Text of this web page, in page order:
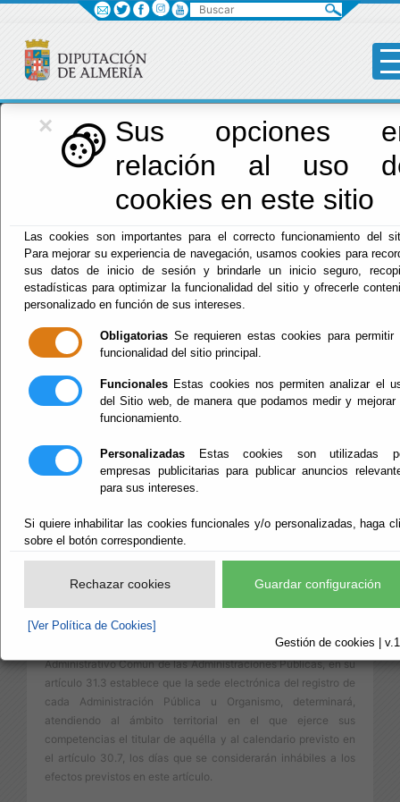
×
Sus opciones
relación al uso
cookies en este sitio
Las cookies son importantes para el correcto funcionamiento del
Para mejorar su experiencia de navegación, usamos cookies para
sus datos de inicio de sesión y brindarle un inicio seguro,
estadísticas para optimizar la funcionalidad del sitio y ofrecerle
personalizado en función de sus intereses.
Obligatorias Se requieren estas cookies para permitir
funcionalidad del sitio principal.
Funcionales Estas cookies nos permiten analizar el
del Sitio web, de manera que podamos medir y mejorar
funcionamiento.
Personalizadas Estas cookies son utilizadas
empresas publicitarias para publicar anuncios
para sus intereses.
Si quiere inhabilitar las cookies funcionales y/o personalizadas, haga
sobre el botón correspondiente.
Rechazar cookies Guardar configuración
[Ver Política de Cookies]
Gestión de cookies |
Red Provincial
de Almería
Menú RPC
Inicio - INFORMACIÓN GENERAL CALENDARIO, FECHA Y
HORA OFICIAL SEDE
INFORMACIÓN
GENERAL
CALENDARIO,
FECHA Y HORA
OFICIAL SEDE
CALENDARIO
La Ley 39/2015, de 1 de octubre, del Procedimiento
Administrativo Común de las Administraciones Públicas, en su
artículo 31.3 establece que la sede electrónica del registro de
cada Administración Pública u Organismo, determinará,
atendiendo al ámbito territorial en el que ejerce sus
competencias el titular de aquélla y al calendario previsto en
el artículo 30.7, los días que se considerarán inhábiles a los
efectos previstos en este artículo.
Buscar